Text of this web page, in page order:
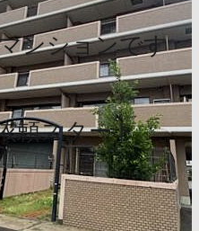
ンションです
頼スタート